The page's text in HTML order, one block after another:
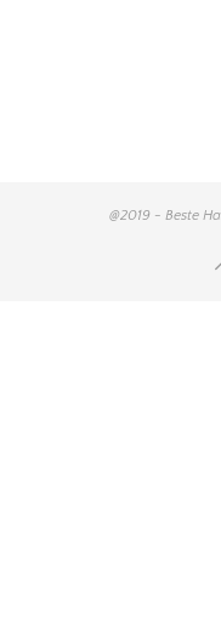
@2019 - Beste